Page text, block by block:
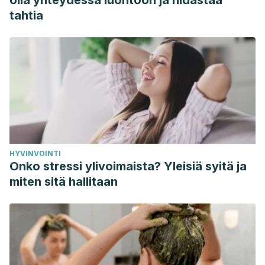
tahtia
HYVINVOINTI
Onko stressi ylivoimaista? Yleisiä syitä ja
miten sitä hallitaan